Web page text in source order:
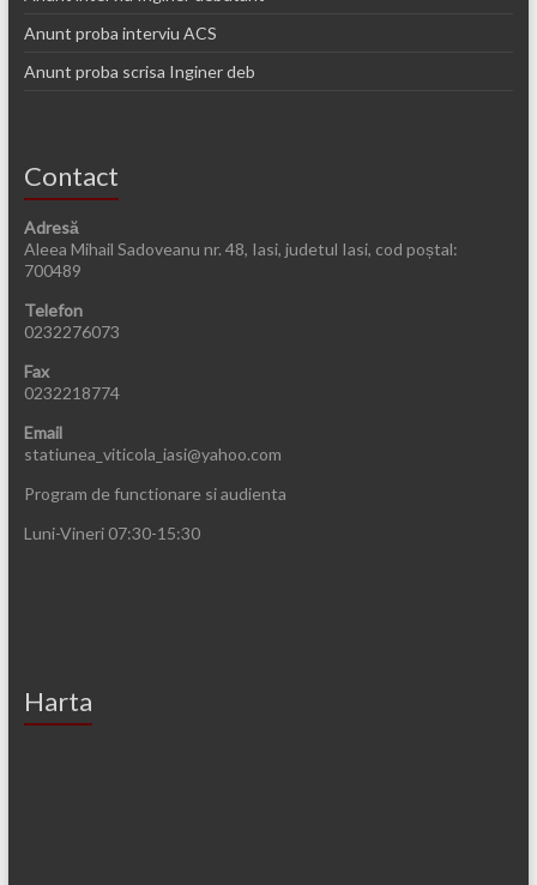
Anunt proba interviu ACS
Anunt proba scrisa Inginer deb
Contact
Adresă
Aleea Mihail Sadoveanu nr. 48, Iasi, judetul Iasi, cod poștal:
700489
Telefon
0232276073
Fax
0232218774
Email
statiunea_viticola_iasi@yahoo.com
Program de functionare si audienta
Luni-Vineri 07:30-15:30
Harta